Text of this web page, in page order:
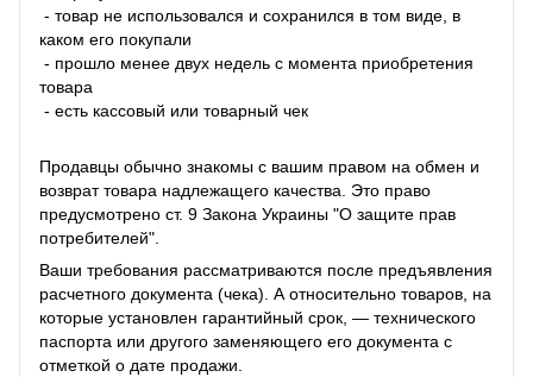
- товар не использовался и сохранился в том виде, в
каком его покупали
- прошло менее двух недель с момента приобретения
товара
- есть кассовый или товарный чек
Продавцы обычно знакомы с вашим правом на обмен и
возврат товара надлежащего качества. Это право
предусмотрено ст. 9 Закона Украины "О защите прав
потребителей".
Ваши требования рассматриваются после предъявления
расчетного документа (чека). А относительно товаров, на
которые установлен гарантийный срок, — технического
паспорта или другого заменяющего его документа с
отметкой о дате продажи.